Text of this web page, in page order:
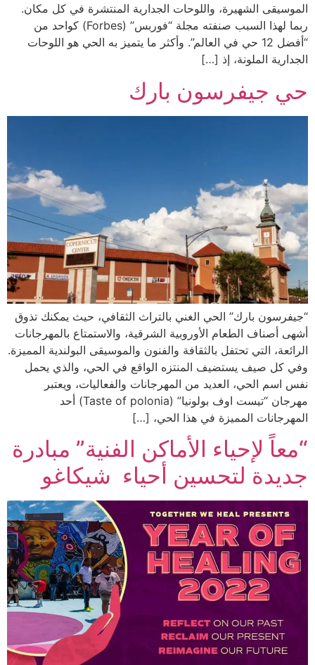
الموسيقى الشهيرة، واللوحات الجدارية المنتشرة في كل مكان.
ربما لهذا السبب صنفته مجلة “فوربس” (Forbes) كواحد من
“أفضل 12 حي في العالم”. وأكثر ما يتميز به الحي هو اللوحات
الجدارية الملونة، إذ […]
حي جيفرسون بارك
“جيفرسون بارك” الحي الغني بالتراث الثقافي، حيث يمكنك تذوق
أشهى أصناف الطعام الأوروبية الشرقية، والاستمتاع بالمهرجانات
الرائعة، التي تحتفل بالثقافة والفنون والموسيقى البولندية المميزة.
وفي كل صيف يستضيف المنتزه الواقع في الحي، والذي يحمل
نفس اسم الحي، العديد من المهرجانات والفعاليات، ويعتبر
مهرجان “تيست اوف بولونيا” (Taste of polonia) أحد
المهرجانات المميزة في هذا الحي، […]
“معاً لإحياء الأماكن الفنية” مبادرة
جديدة لتحسين أحياء شيكاغو